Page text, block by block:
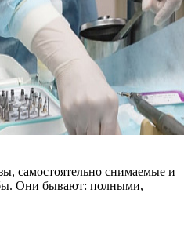
самостоятельно снимаемые и
Они бывают: полными,